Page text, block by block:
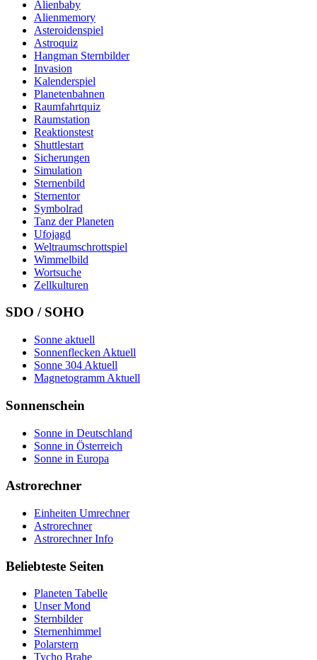
Alienbaby
Alienmemory
Asteroidenspiel
Astroquiz
Hangman Sternbilder
Invasion
Kalenderspiel
Planetenbahnen
Raumfahrtquiz
Raumstation
Reaktionstest
Shuttlestart
Sicherungen
Simulation
Sternenbild
Sternentor
Symbolrad
Tanz der Planeten
Ufojagd
Weltraumschrottspiel
Wimmelbild
Wortsuche
Zellkulturen
SDO / SOHO
Sonne aktuell
Sonnenflecken Aktuell
Sonne 304 Aktuell
Magnetogramm Aktuell
Sonnenschein
Sonne in Deutschland
Sonne in Österreich
Sonne in Europa
Astrorechner
Einheiten Umrechner
Astrorechner
Astrorechner Info
Beliebteste Seiten
Planeten Tabelle
Unser Mond
Sternbilder
Sternenhimmel
Polarstern
Tycho Brahe